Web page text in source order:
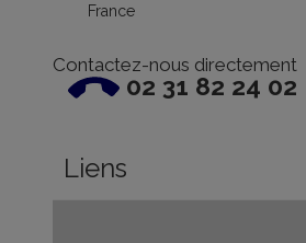
France
Contactez-nous directement
02 31 82 24 02
Liens